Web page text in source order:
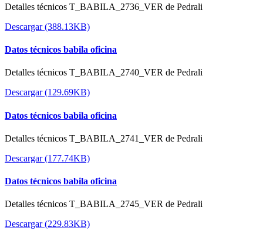
Detalles técnicos T_BABILA_2736_VER de Pedrali
Descargar (388.13KB)
Datos técnicos babila oficina
Detalles técnicos T_BABILA_2740_VER de Pedrali
Descargar (129.69KB)
Datos técnicos babila oficina
Detalles técnicos T_BABILA_2741_VER de Pedrali
Descargar (177.74KB)
Datos técnicos babila oficina
Detalles técnicos T_BABILA_2745_VER de Pedrali
Descargar (229.83KB)